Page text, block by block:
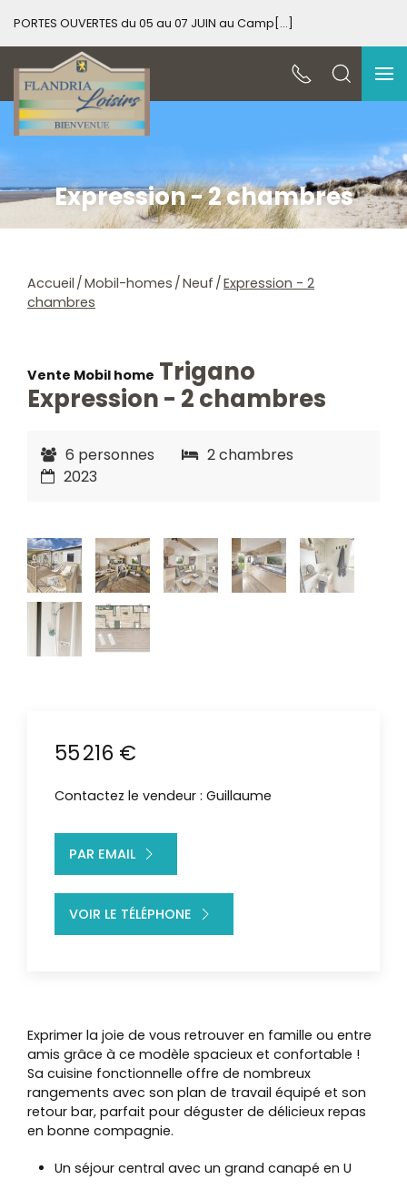
PORTES OUVERTES du 05 au 07 JUIN au Camp[...]
Expression - 2 chambres
Accueil Mobil-homes Neuf Expression - 2
chambres
Vente Mobil home Trigano
Expression - 2 chambres
6 personnes
2 chambres
2023
55 216 €
Contactez le vendeur : Guillaume
PAR EMAIL
VOIR LE TÉLÉPHONE
Exprimer la joie de vous retrouver en famille ou entre
amis grâce à ce modèle spacieux et confortable !
Sa cuisine fonctionnelle offre de nombreux
rangements avec son plan de travail équipé et son
retour bar, parfait pour déguster de délicieux repas
en bonne compagnie.
Un séjour central avec un grand canapé en U